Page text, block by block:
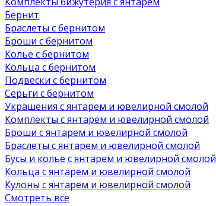
Бернит
Браслеты с бернитом
Броши с бернитом
Колье с бернитом
Кольца с бернитом
Подвески с бернитом
Серьги с бернитом
Украшения с янтарем и ювелирной смолой
Комплекты с янтарем и ювелирной смолой
Броши с янтарем и ювелирной смолой
Браслеты с янтарем и ювелирной смолой
Бусы и колье с янтарем и ювелирной смолой
Кольца с янтарем и ювелирной смолой
Кулоны с янтарем и ювелирной смолой
Смотреть все